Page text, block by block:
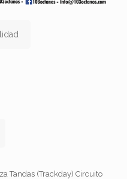
Tandas (Trackday) Circuito